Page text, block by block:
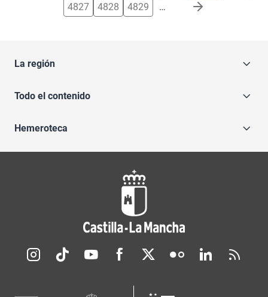
4827
4828 4829 …
La región
Todo el contenido
Hemeroteca
Redes sociales JCCM